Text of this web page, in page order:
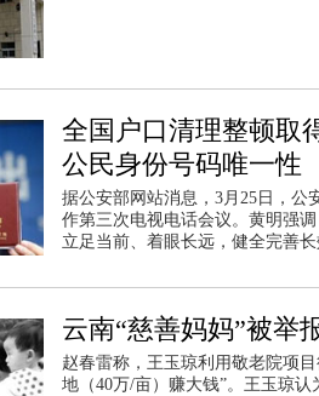
全国户口清理整顿取
公民身份号码唯一性
据公安部网站消息，3月25日，公
作第三次电视电话会议。黄明强
立足当前、着眼长远，健全完善
云南“慈善妈妈”被举
赵春雷称，王玉琼利用敬老院项
地（40万/亩）赚大钱”。王玉琼